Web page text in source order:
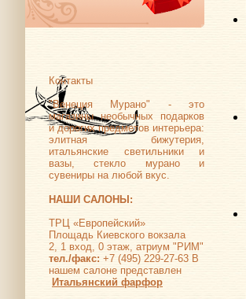
Контакты
"Венеция Мурано" - это
магазины необычных подарков
и дорогих предметов интерьера:
элитная бижутерия,
итальянские светильники и
вазы, стекло мурано и
сувениры на любой вкус.
НАШИ САЛОНЫ:
ТРЦ «Европейский»
Площадь Киевского вокзала
2, 1 вход, 0 этаж, атриум "РИМ"
тел./факс: +7 (495) 229-27-63 В
нашем салоне представлен
Итальянский фарфор